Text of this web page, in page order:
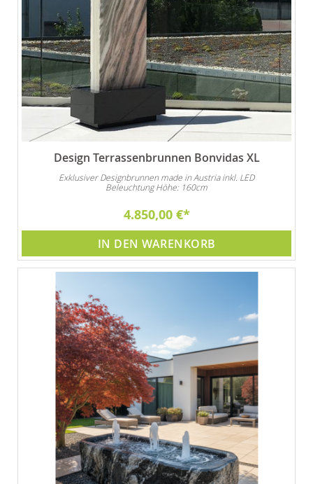
Design Terrassenbrunnen Bonvidas XL
Exklusiver Designbrunnen made in Austria inkl. LED
Beleuchtung Höhe: 160cm
4.850,00 €
IN DEN WARENKORB